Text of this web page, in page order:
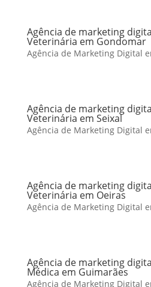
Agência de marketing
Veterinária em Gondomar
Agência de Marketing Digital
Agência de marketing
Veterinária em Seixal
Agência de Marketing Digital
Agência de marketing
Veterinária em Oeiras
Agência de Marketing Digital
Agência de marketing
Médica em Guimarães
Agência de Marketing Digital